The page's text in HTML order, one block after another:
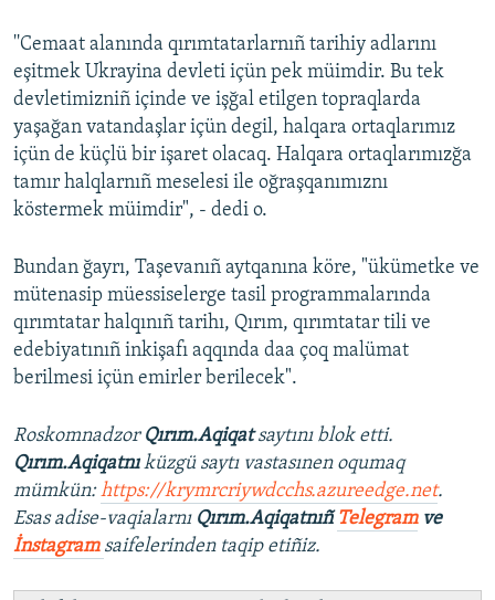
''Cemaat alanında qırımtatarlarnıñ tarihiy adlarını
eşitmek Ukrayina devleti içün pek müimdir. Bu tek
devletimizniñ içinde ve işğal etilgen topraqlarda
yaşağan vatandaşlar içün degil, halqara ortaqlarımız
içün de küçlü bir işaret olacaq. Halqara ortaqlarımızğa
tamır halqlarnıñ meselesi ile oğraşqanımıznı
köstermek müimdir", - dedi o.
Bundan ğayrı, Taşevanıñ aytqanına köre, "ükümetke ve
mütenasip müessiselerge tasil programmalarında
qırımtatar halqınıñ tarihı, Qırım, qırımtatar tili ve
edebiyatınıñ inkişafı aqqında daa çoq malümat
berilmesi içün emirler berilecek".
Roskomnadzor Qırım.Aqiqatsaytını blok etti.
Qırım.Aqiqatnıküzgü saytı vastasınen oqumaq
mümkün:https://krymrcriywdcchs.azureedge.net.
Esas adise-vaqialarnı Qırım.Aqiqatnıñ Telegramve
İnstagram saifelerinden taqip etiñiz.